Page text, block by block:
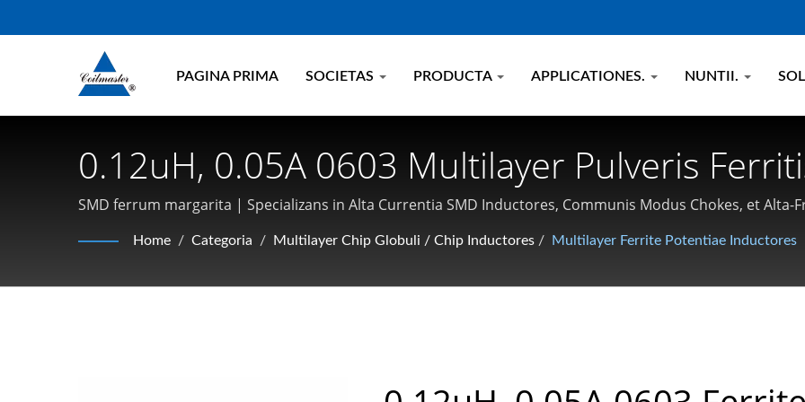
PAGINA PRIMA SOCIETAS PRODUCTA APPLICATIONES. NUNTII.
0.12uH, 0.05A 0603 Multilayer Pulveris
Inductoris | Componentes Magnetici |
Transformatorum, Inductorum, Suffocantium
Electronics
SMD ferrum margarita | Specializans in Alta Currentia SMD Inductores, Communis Modus Chokes, et Alta-
Home / Categoria / Multilayer Chip Globuli / Chip Inductores / Multilayer Ferrite Potentiae Inductores